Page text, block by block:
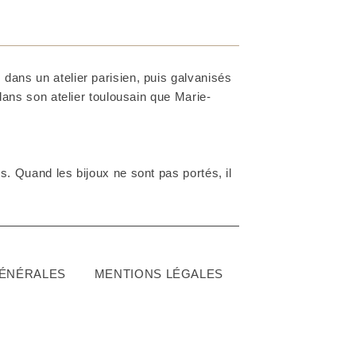
un atelier parisien, puis galvanisés
son atelier toulousain que Marie-
Quand les bijoux ne sont pas portés, il
MENTIONS LÉGALES